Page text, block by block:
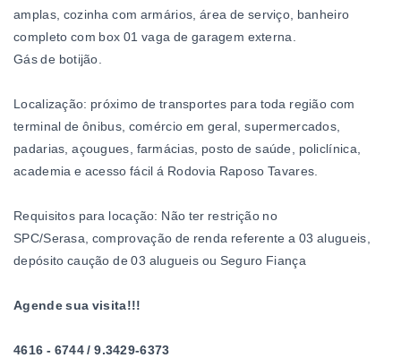
amplas, cozinha com armários, área de serviço, banheiro
completo com box 01 vaga de garagem externa.
Gás de botijão.
Localização: próximo de transportes para toda região com
terminal de ônibus, comércio em geral, supermercados,
padarias, açougues, farmácias, posto de saúde, policlínica,
academia e acesso fácil á Rodovia Raposo Tavares.
Requisitos para locação: Não ter restrição no
SPC/Serasa, comprovação de renda referente a 03 alugueis,
depósito caução de 03 alugueis ou Seguro Fiança
Agende sua visita!!!
4616 - 6744 / 9.3429-6373